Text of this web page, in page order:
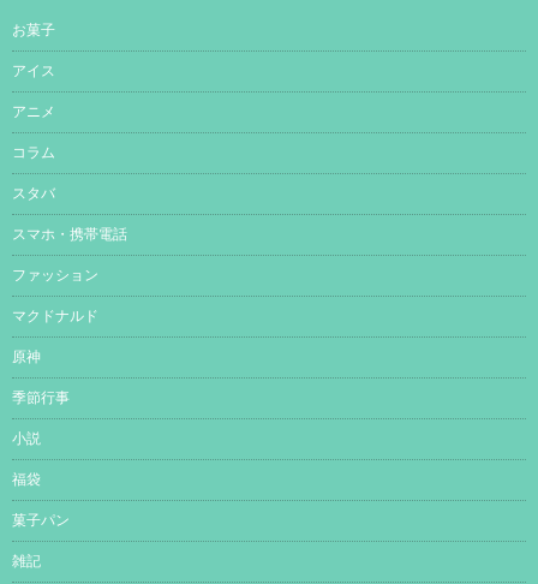
お菓子
アイス
アニメ
コラム
スタバ
スマホ・携帯電話
ファッション
マクドナルド
原神
季節行事
小説
福袋
菓子パン
雑記